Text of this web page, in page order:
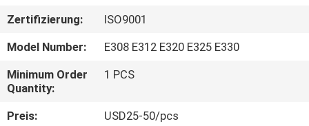
FABRIK-
AUSFLUG
QUALITÄTSKONTROLLE
Zertifizierung:
ISO9001
Model Number:
E308 E312 E320 E325 E330
Minimum Order
Quantity:
1 PCS
Preis:
USD25-50/pcs